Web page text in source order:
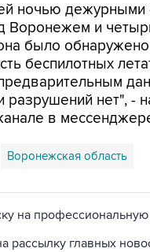
ночью дежурными
Воронежем и
было
беспилотных
разрушений нет", -
в
Воронежская область
на профессиональную
рассылку главных